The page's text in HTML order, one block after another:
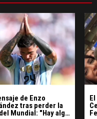
de Enzo
tras perder la
Mundial: "Hay algo